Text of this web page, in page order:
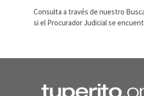
Consulta a través de nuestro
si el Procurador Judicial se